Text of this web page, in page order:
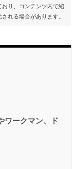
り、コンテンツ内で紹
れる場合があります。
ワークマン、ド